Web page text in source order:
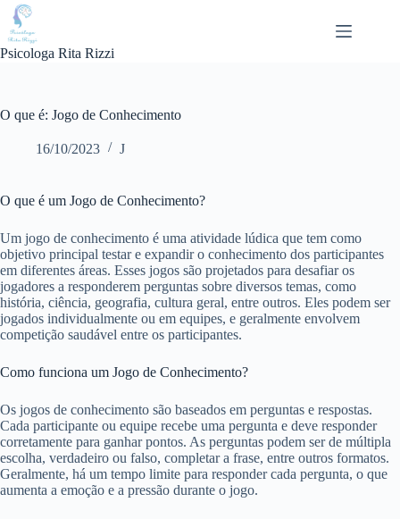
Pular
para
conteúdo
Psicologa Rita Rizzi
O que é: Jogo de Conhecimento
16/10/2023 J
O que é um Jogo de Conhecimento?
Um jogo de conhecimento é uma atividade lúdica que tem como
objetivo principal testar e expandir o conhecimento dos participantes
em diferentes áreas. Esses jogos são projetados para desafiar os
jogadores a responderem perguntas sobre diversos temas, como
história, ciência, geografia, cultura geral, entre outros. Eles podem ser
jogados individualmente ou em equipes, e geralmente envolvem
competição saudável entre os participantes.
Como funciona um Jogo de Conhecimento?
Os jogos de conhecimento são baseados em perguntas e respostas.
Cada participante ou equipe recebe uma pergunta e deve responder
corretamente para ganhar pontos. As perguntas podem ser de múltipla
escolha, verdadeiro ou falso, completar a frase, entre outros formatos.
Geralmente, há um tempo limite para responder cada pergunta, o que
aumenta a emoção e a pressão durante o jogo.